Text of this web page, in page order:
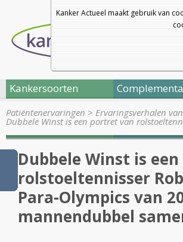
Kanker Actueel maakt gebruik van
Kankersoorten
Patiëntenervaringen > Ervaringsverhalen
Dubbele Winst is een portret van
Dubbele Winst is
rolstoeltennisser
Para-Olympics van
mannendubbel